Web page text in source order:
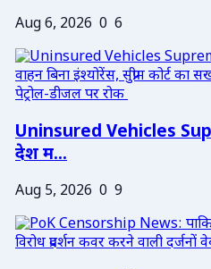
Aug 6, 2026 0 6
Uninsured Vehicles
देश म...
Aug 5, 2026 0 9